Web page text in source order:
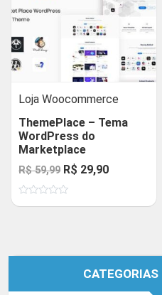
Loja Woocommerce
ThemePlace – Tema
WordPress do
Marketplace
R$59,99 O
preço
original
R$ 29,90O
atual
CATEGORIAS